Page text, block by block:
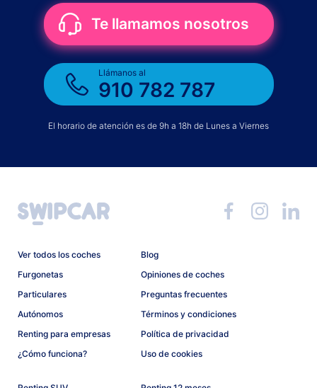
Te llamamos nosotros
Llámanos al
910 782 787
El horario de atención es de 9h a 18h de Lunes a Viernes
Ver todos los coches
Furgonetas
Particulares
Autónomos
Renting para empresas
¿Cómo funciona?
Blog
Opiniones de coches
Preguntas frecuentes
Términos y condiciones
Política de privacidad
Uso de cookies